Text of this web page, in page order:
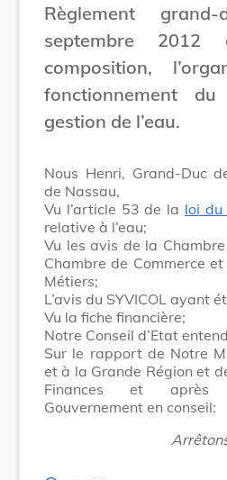
Règlement
septembre 2012
composition,
fonctionnement
gestion de l’eau.
Nous Henri, Grand-Duc
de Nassau,
Vu l’article 53 de la loi du
relative à l’eau;
Vu les avis de la
Chambre de Commerce
Métiers;
L’avis du SYVICOL ayant
Vu la fiche financière;
Notre Conseil d’Etat
Sur le rapport de Notre
et à la Grande Région et
Finances et après
Gouvernement en conseil: